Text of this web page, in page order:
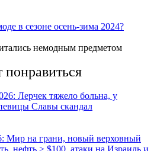
в сезоне осень-зима 2024?
немодным предметом
Лерчек тяжело больна, у
Славы скандал
Мир на грани, новый верховный
нефть > $100, атаки на Израиль и